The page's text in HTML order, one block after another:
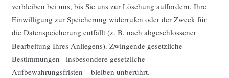
verbleiben bei uns, bis Sie uns zur Löschung auffordern, Ihre
Einwilligung zur Speicherung widerrufen oder der Zweck für
die Datenspeicherung entfällt (z. B. nach abgeschlossener
Bearbeitung Ihres Anliegens). Zwingende gesetzliche
Bestimmungen –insbesondere gesetzliche
Aufbewahrungsfristen – bleiben unberührt.